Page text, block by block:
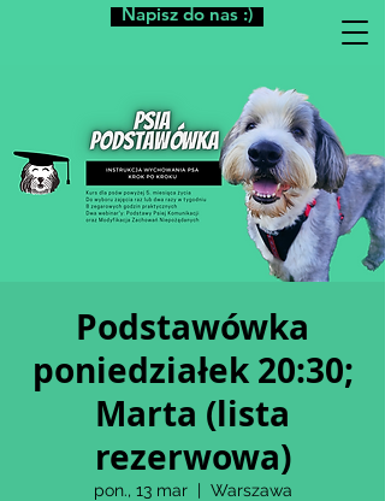
Napisz do nas :)
Podstawówka
poniedziałek 20:30;
Marta (lista
rezerwowa)
pon., 13 mar
  |
Warszawa